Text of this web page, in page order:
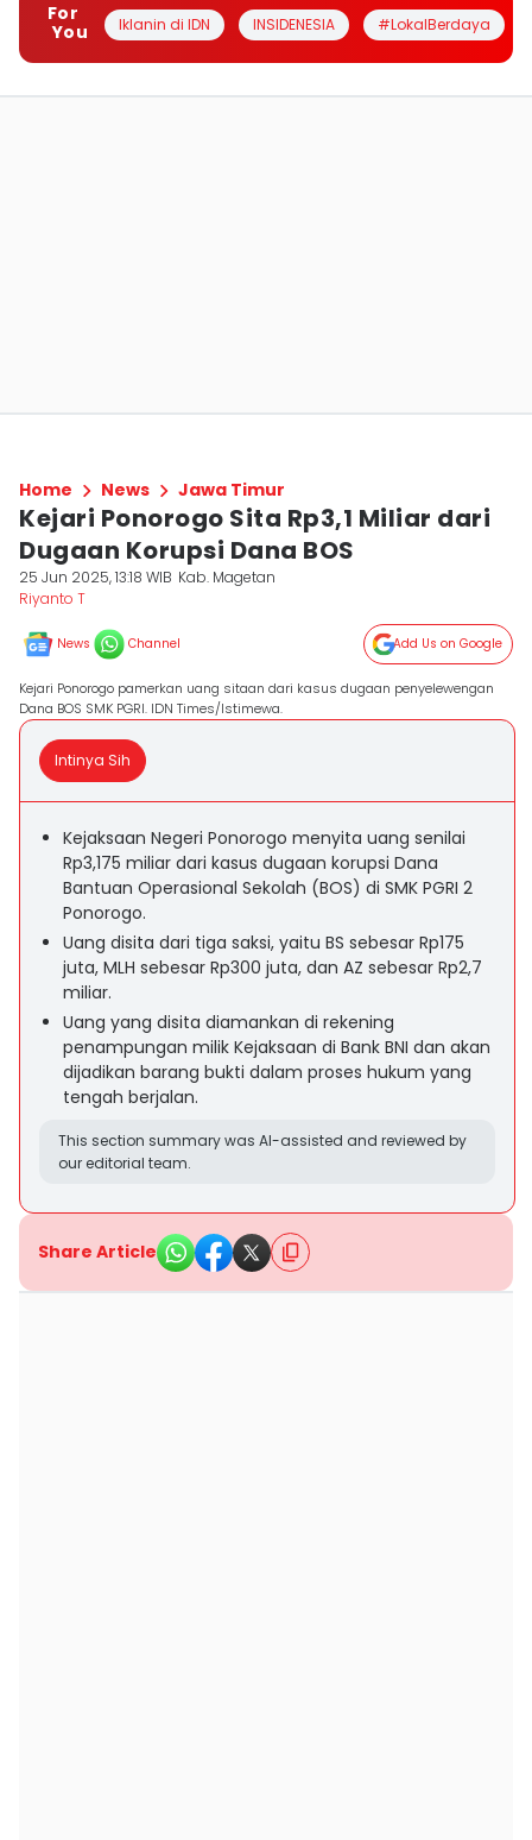
For
You
Iklanin di IDN INSIDENESIA #LokalBerdaya
Home News Jawa Timur
Kejari Ponorogo Sita Rp3,1 Miliar dari
Dugaan Korupsi Dana BOS
25 Jun 2025, 13:18 WIB Kab. Magetan
Riyanto T
News Channel Add Us on Google
Kejari Ponorogo pamerkan uang sitaan dari kasus dugaan penyelewengan
Dana BOS SMK PGRI. IDN Times/Istimewa.
Intinya Sih
Kejaksaan Negeri Ponorogo menyita uang senilai
Rp3,175 miliar dari kasus dugaan korupsi Dana
Bantuan Operasional Sekolah (BOS) di SMK PGRI 2
Ponorogo.
Uang disita dari tiga saksi, yaitu BS sebesar Rp175
juta, MLH sebesar Rp300 juta, dan AZ sebesar Rp2,7
miliar.
Uang yang disita diamankan di rekening
penampungan milik Kejaksaan di Bank BNI dan akan
dijadikan barang bukti dalam proses hukum yang
tengah berjalan.
This section summary was AI-assisted and reviewed by
our editorial team.
Share Article